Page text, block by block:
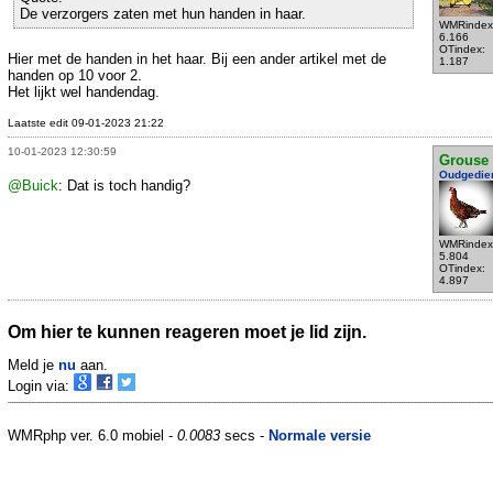
6.166
OTindex:
1.187
De verzorgers zaten met hun handen in haar.
Hier met de handen in het haar. Bij een ander artikel met de
handen op 10 voor 2.
Het lijkt wel handendag.
Laatste edit 09-01-2023 21:22
10-01-2023 12:30:59
Grouse
5.804
OTindex:
4.897
@Buick: Dat is toch handig?
Om hier te kunnen reageren moet je lid zijn.
Meld je nu aan.
Login via:
WMRphp ver. 6.0 mobiel - 0.0083 secs - Normale versie